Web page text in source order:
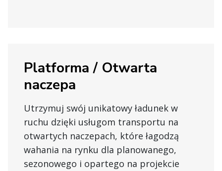
Platforma / Otwarta
naczepa
Utrzymuj swój unikatowy ładunek w
ruchu dzięki usługom transportu na
otwartych naczepach, które łagodzą
wahania na rynku dla planowanego,
sezonowego i opartego na projekcie